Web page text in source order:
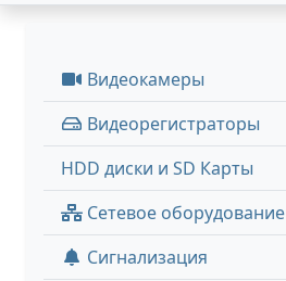
Видеокамеры
Видеорегистраторы
HDD диски и SD Карты
Сетевое оборудование
Сигнализация